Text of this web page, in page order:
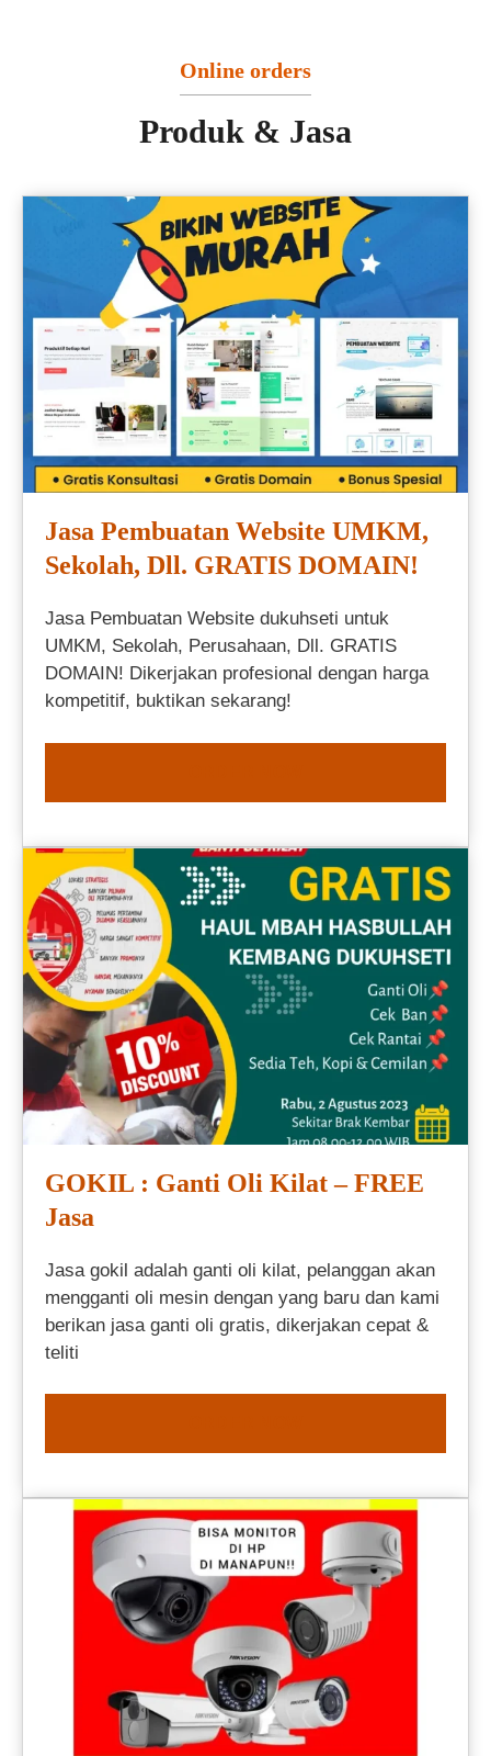
Online orders
Produk & Jasa
Jasa Pembuatan Website UMKM,
Sekolah, Dll. GRATIS DOMAIN!
Jasa Pembuatan Website dukuhseti untuk
UMKM, Sekolah, Perusahaan, Dll. GRATIS
DOMAIN! Dikerjakan profesional dengan harga
kompetitif, buktikan sekarang!
GOKIL : Ganti Oli Kilat – FREE
Jasa
Jasa gokil adalah ganti oli kilat, pelanggan akan
mengganti oli mesin dengan yang baru dan kami
berikan jasa ganti oli gratis, dikerjakan cepat &
teliti